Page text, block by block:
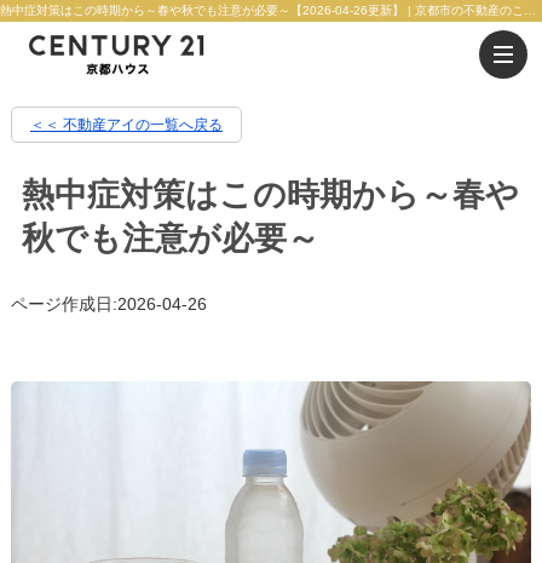
＜＜ 不動産アイの一覧へ戻る
熱中症対策はこの時期から～春や
秋でも注意が必要～
ページ作成日:2026-04-26